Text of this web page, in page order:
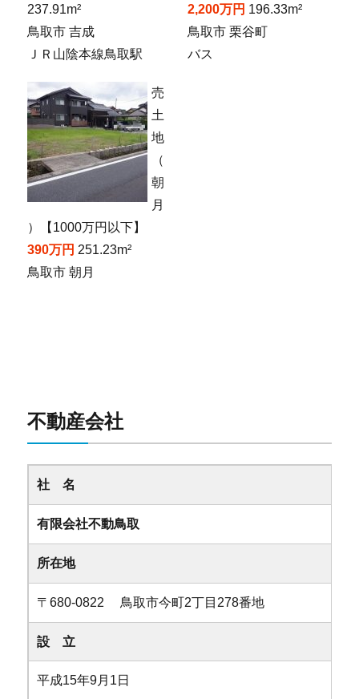
237.91m²
鳥取市 吉成
ＪＲ山陰本線鳥取駅
2,200万円 196.33m²
鳥取市 栗谷町
バス
売
土
地
（
朝
月
）【1000万円以下】
390万円 251.23m²
鳥取市 朝月
不動産会社
社 名
有限会社不動鳥取
所在地
〒680-0822 鳥取市今町2丁目278番地
設 立
平成15年9月1日